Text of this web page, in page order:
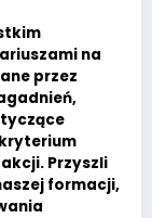
na
przez
Przyszli
formacji,